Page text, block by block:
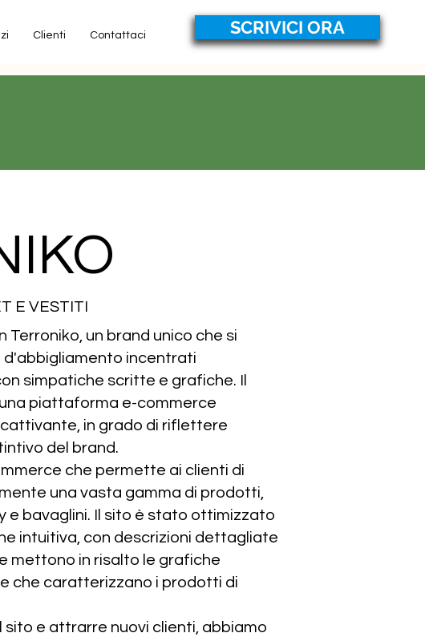
Clienti Contattaci SCRIVICI ORA
E VESTITI
un brand unico che si
d'abbigliamento incentrati
simpatiche scritte e grafiche. Il
piattaforma e-commerce
in grado di riflettere
del brand.
che permette ai clienti di
una vasta gamma di prodotti,
e bavaglini. Il sito è stato ottimizzato
intuitiva, con descrizioni dettagliate
mettono in risalto le grafiche
che caratterizzano i prodotti di
sito e attrarre nuovi clienti, abbiamo